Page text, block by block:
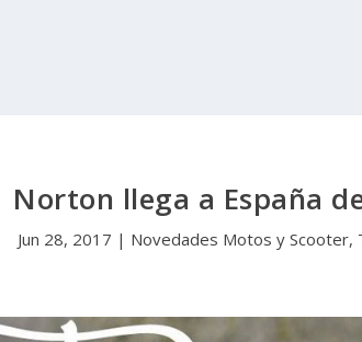
Norton llega a España
Jun 28, 2017 | Novedades Motos y Scooter,